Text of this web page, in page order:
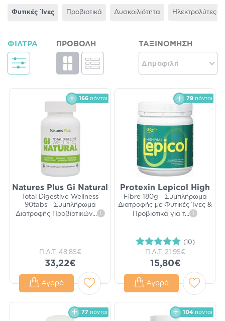
Φυτικές Ίνες Προβιοτικά Δυσκοιλιότητα Ηλεκτρολύτες
ΦΊΛΤΡΑ ΠΡΟΒΟΛΉ ΤΑΞΙΝΌΜΗΣΗ
Δημοφιλή
166 πόντοι
Natures Plus Gi Natural
Total Digestive Wellness
90tabs - Συμπλήρωμα
Διατροφής Προβιοτικών... i
Π.Λ.Τ. 48,85€
33,22€
Αγορά
79 πόντοι
Protexin Lepicol High
Fibre 180g - Συμπλήρωμα
Διατροφής με Φυτικές Ίνες &
Προβιοτικά για τ... i
(10)
Π.Λ.Τ. 21,95€
15,80€
Αγορά
77 πόντοι 104 πόντοι